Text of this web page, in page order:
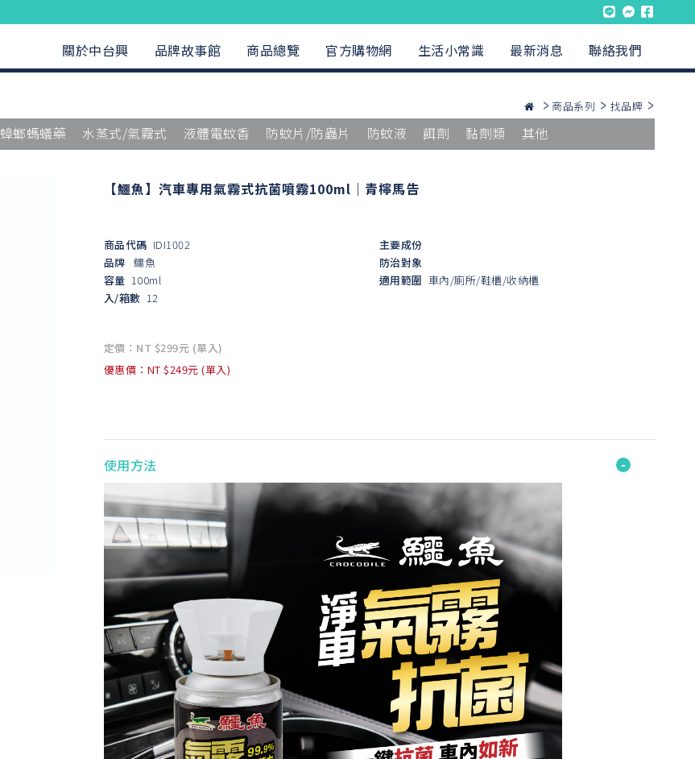
關於中台興 品牌故事館 商品總覽 官方購物網 生活小常識 最新消息 聯絡我們
商品系列 找品牌
蟑螂螞蟻藥 水蒸式/氣霧式 液體電蚊香 防蚊片/防蟲片 防蚊液 餌劑 黏劑類 其他
【鱷魚】汽車專用氣霧式抗菌噴霧100ml｜青檸馬告
商品代碼 IDI1002
品牌 鱷魚
容量 100ml
入/箱數 12
主要成份
防治對象
適用範圍 車內/廁所/鞋櫃/收納櫃
定價：NT $299元 (單入)
優惠價：NT $249元 (單入)
使用方法